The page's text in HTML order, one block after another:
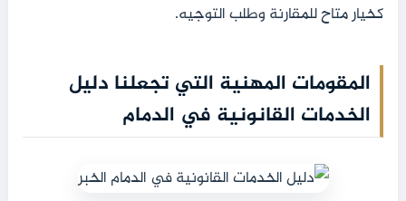
كخيار متاح للمقارنة وطلب التوجيه.
المقومات المهنية التي تجعلنا دليل
الخدمات القانونية في الدمام